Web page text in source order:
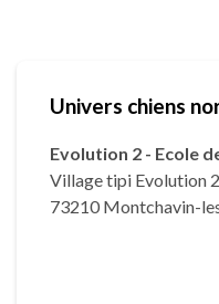
Univers chiens
Evolution 2 - Ecole
Village tipi Evolution
73210 Montchavin-